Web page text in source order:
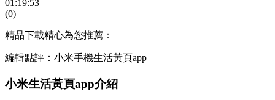
01:19:53
(0)
精品下載精心為您推薦：
編輯點評：小米手機生活黃頁app
小米生活黃頁app介紹